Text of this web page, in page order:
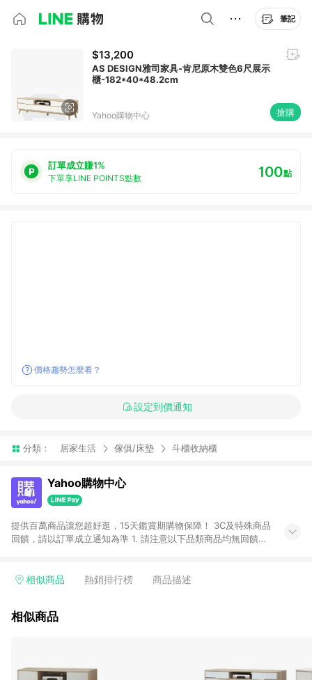
筆記
$13,200
AS DESIGN雅司家具-肯尼原木雙色6尺展示
櫃-182*40*48.2cm
Yahoo購物中心 搶購
訂單成立賺1%
下單享LINE POINTS點數 100點
價格趨勢怎麼看？
設定到價通知
分類： 居家生活 傢俱/床墊 斗櫃收納櫃
Yahoo購物中心
提供百萬商品讓您超好逛，15天鑑賞期購物保障！ 3C及特殊商品
回饋，請以訂單成立通知為準 1. 請注意以下品類商品均無回饋：
電玩/遊戲/相機/單眼/鏡頭/拍立得 [2024/6/1起適用] -內接硬
的購回饋活動享Yahoo超贈點回饋者 - 購物中心商店之商品：商
有相關事證認定您為大宗採購、批發轉賣而非最終消費使用者，
相似商品 熱銷排行榜 商品描述
相似商品